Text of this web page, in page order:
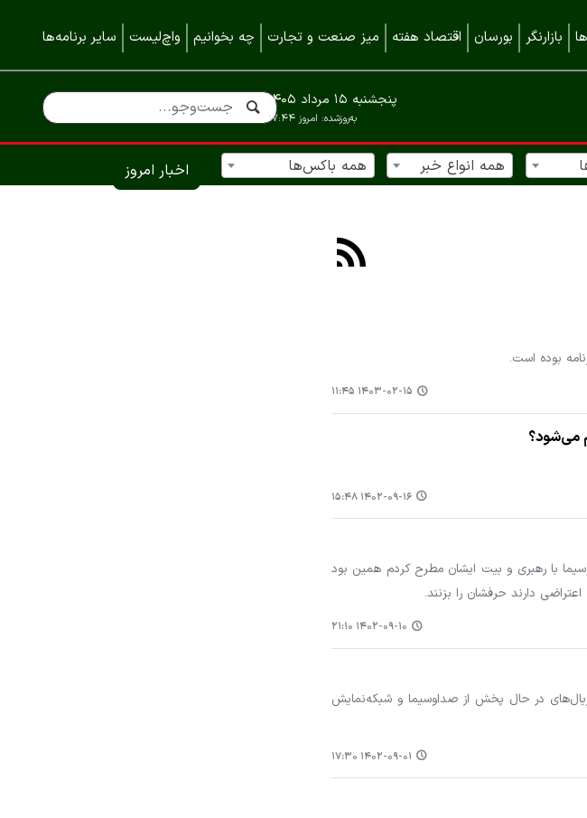
بازارنگر بورسان اقتصاد هفته میز صنعت و تجارت چه بخوانیم واچ‌لیست سایر برنامه‌ها
به‌روزشده: امروز ۱۷:۴۴
پنجشنبه ۱۵ مرداد ۱۴۰۵
همه انواع خبر همه باکس‌ها اخبار امروز
بوده است.
۱۴۰۳-۰۲-۱۵ ۱۱:۴۵
می‌شود؟
۱۴۰۲-۰۹-۱۶ ۱۵:۴۸
با رهبری و بیت ایشان مطرح کردم همین بود
دارند حرفشان را بزنند.
۱۴۰۲-۰۹-۱۰ ۲۱:۱۰
در حال پخش از صداوسیما و شبکه‌نمایش
۱۴۰۲-۰۹-۰۱ ۱۷:۳۰